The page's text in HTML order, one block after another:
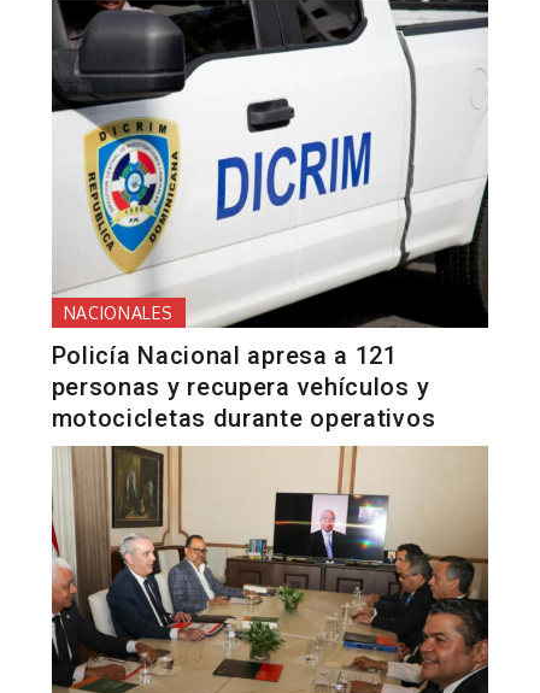
NACIONALES
Policía Nacional apresa a 121
personas y recupera vehículos y
motocicletas durante operativos